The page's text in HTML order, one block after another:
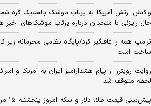
واکنش ارتش آمریکا به پرتاب موشک بالستیک کره
حال رایزنی با متحدان درباره پرتاب موشک‌های اخیر
ترامپ همه را غافلگیر کرد/پایگاه نظامی محرمانه
ساخت است
روایت رویترز از پیام هشدارآمیز ایران به آمریکا و
لحظه متوقف شد
پیش‌بینی قیمت طلا، دلار و سکه امروز پنجشنبه ۱۵ مرداد ۱۴۰۵